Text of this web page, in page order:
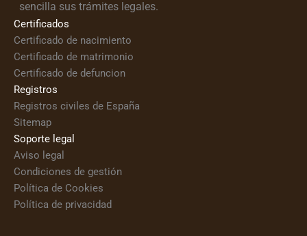
sencilla sus trámites legales.
Certificados
Certificado de nacimiento
Certificado de matrimonio
Certificado de defuncion
Registros
Registros civiles de España
Sitemap
Soporte legal
Aviso legal
Condiciones de gestión
Política de Cookies
Política de privacidad